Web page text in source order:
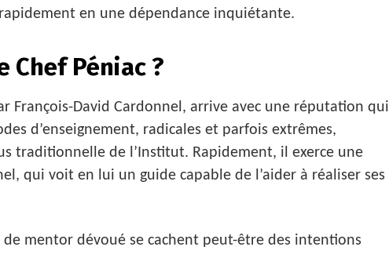
en une dépendance inquiétante.
Chef Péniac ?
François-David Cardonnel, arrive avec une réputation qui
d’enseignement, radicales et parfois extrêmes,
traditionnelle de l’Institut. Rapidement, il exerce une
qui voit en lui un guide capable de l’aider à réaliser ses
mentor dévoué se cachent peut-être des intentions